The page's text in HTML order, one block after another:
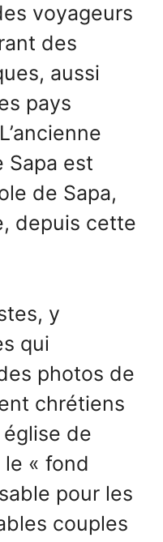
voyageurs
des
aussi
pays
Sapa est
de Sapa,
depuis cette
y
qui
photos de
chrétiens
église de
« fond
pour les
couples